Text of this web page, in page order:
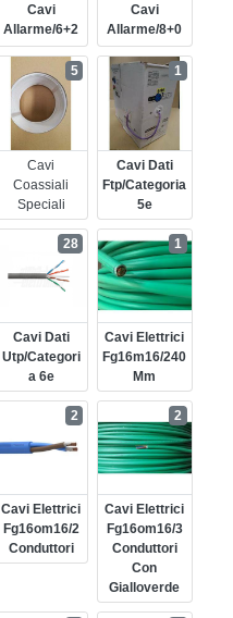
Cavi
Allarme/6+2
Cavi
Allarme/8+0
Cavi
Coassiali
Speciali
5
Cavi Dati
Ftp/categoria
5e
1
Cavi Dati
Utp/categori
A 6e
28
Cavi Elettrici
Fg16m16/240
Mm
1
Cavi Elettrici
Fg16om16/2
Conduttori
2
Cavi Elettrici
Fg16om16/3
Conduttori
Con
Gialloverde
2